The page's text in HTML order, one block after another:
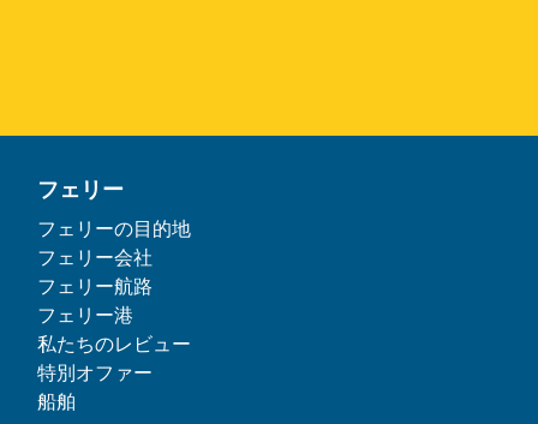
フェリー
フェリーの目的地
フェリー会社
フェリー航路
フェリー港
私たちのレビュー
特別オファー
船舶